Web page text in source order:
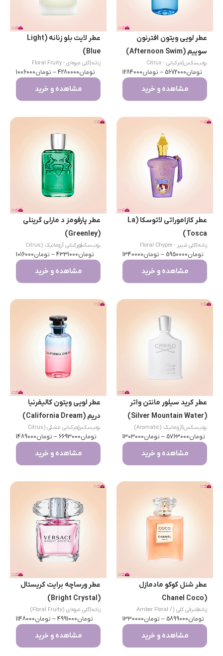
عطر لویی ویتون افترنون
سوییم (Afternoon Swim)
یونیسکس مرکباتی - Citrus
تومان5672000
– تومان1284000
مشاهده و خرید
عطر لایت بلو زنانه (Light
Blue)
زنانه گلی میوه‌ای - Floral Fruity
تومان4280000
– تومان1006000
مشاهده و خرید
عطر کازاموراتی لاتوسکا (La
Tosca)
زنانه گلی شیپر - Floral Chypre
تومان5950000
– تومان1340000
مشاهده و خرید
عطر پارفومز د مارلی گرینلی
(Greenley)
یونیسکس
|
مرکباتی آروماتیک (Citrus
Aromatic)تومان4331000
– تومان1016000
مشاهده و خرید
عطر کرید سیلور مانتن واتر
(Silver Mountain Water)
یونیسکس آروماتیک (Aromatic)
تومان5763000
– تومان1303000
مشاهده و خرید
عطر لویی ویتون کالیفرنیا
دریم (California Dream)
یونیسکس
|
مرکباتی مشکی (Citrus
Musk) تومان6693000
– تومان1489000
مشاهده و خرید
عطر شنل کوکو مادمازل
(Chanel Coco
Mademoiselle)
زنانه|
شرقی گلی (Amber Floral /
Chypre)تومان5899000
– تومان1330000
مشاهده و خرید
عطر ورساچه برایت کریستال
(Bright Crystal)
زنانه گلی میوه‌ای (Floral Fruity)
تومان4991000
– تومان1148000
مشاهده و خرید